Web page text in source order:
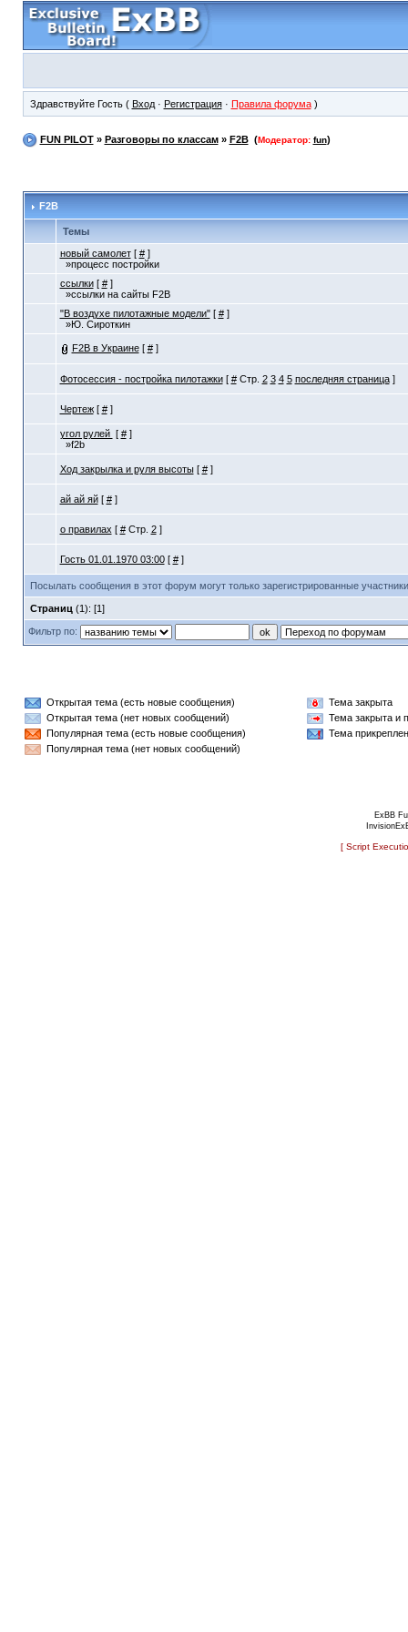
Здравствуйте Гость ( Вход· Регистрация· Правила форума)
FUN PILOT» Разговоры по классам» F2B(Модератор: fun)
F2B
Темы
новый самолет[ #]
»процесс постройки
ссылки[ #]
»ссылки на сайты F2B
"В воздухе пилотажные модели"[ #]
»Ю. Сироткин
F2B в Украине[ #]
Фотосессия - постройка пилотажки[ #Стр. 2 3 4 5 последняя страница]
Чертеж[ #]
угол рулей [ #]
»f2b
Ход закрылка и руля высоты[ #]
ай ай яй[ #]
о правилах [ #Стр. 2]
Гость 01.01.1970 03:00[ #]
Посылать сообщения в этот форум могут только зарегистрированные
Страниц (1): [1]
Фильтр по:
Открытая тема (есть новые сообщения)
Тема закрыта
Открытая тема (нет новых сообщений)
Тема закрыта и
Популярная тема (есть новые сообщения)
Тема
Популярная тема (нет новых сообщений)
ExBB
[ Script